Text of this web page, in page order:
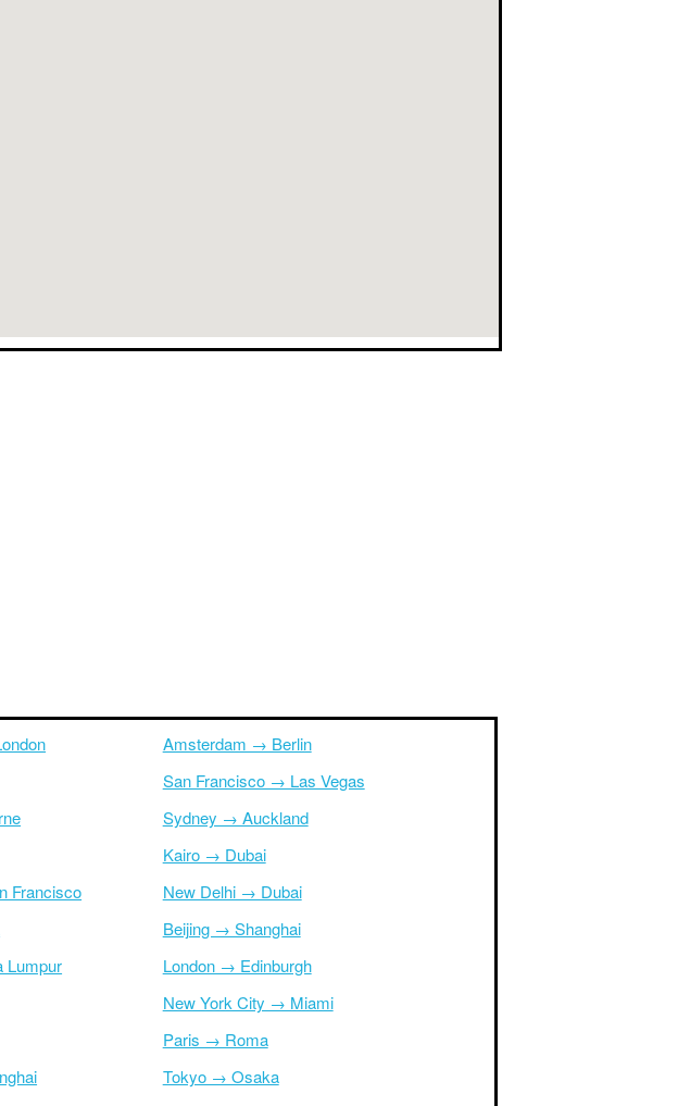
Francisco
Lumpur
Amsterdam → Berlin
San Francisco → Las Vegas
Sydney → Auckland
Kairo → Dubai
New Delhi → Dubai
Beijing → Shanghai
London → Edinburgh
New York City → Miami
Paris → Roma
Tokyo → Osaka